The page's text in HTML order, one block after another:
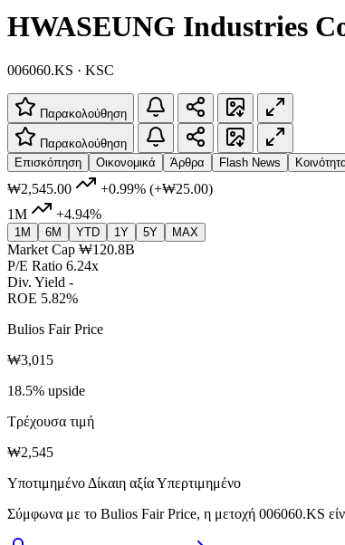
HWASEUNG Industries
006060.KS · KSC
Παρακολούθηση
Παρακολούθηση
Επισκόπηση
Οικονομικά Άρθρα Flash News
₩2,545.00 +0.99% (+₩25.00)
1M
+4.94%
1M 6M YTD 1Y 5Y MAX
Market Cap ₩120.8B
P/E Ratio 6.24x
Div. Yield -
ROE 5.82%
Bulios Fair Price
₩3,015
18.5% upside
Τρέχουσα τιμή
₩2,545
Υποτιμημένο Δίκαιη αξίαΥπερτιμημένο
Σύμφωνα με το Bulios Fair Price, η μετοχή 006060.KS